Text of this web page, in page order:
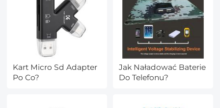
Kart Micro Sd Adapter
Po Co?
Jak Naładować Baterie
Do Telefonu?